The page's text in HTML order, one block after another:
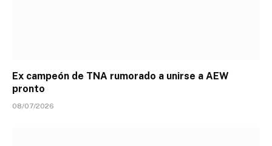
Ex campeón de TNA rumorado a unirse a AEW
pronto
08/07/2026